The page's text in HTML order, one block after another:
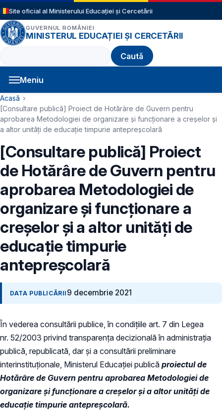
Sari la conținutul principal
Site oficial al Ministerului Educației și Cercetării
GUVERNUL ROMÂNIEI
MINISTERUL EDUCAȚIEI ȘI CERCETĂRII
Caută
Meniu
Navigație principală
Cale de navigare
Acasă
[Consultare publică] Proiect de Hotărâre de Guvern pentru
aprobarea Metodologiei de organizare și funcționare a creșelor și
a altor unități de educație timpurie antepreșcolară
[Consultare publică] Proiect
de Hotărâre de Guvern pentru
aprobarea Metodologiei de
organizare și funcționare a
creșelor și a altor unități de
educație timpurie
antepreșcolară
DATA PUBLICĂRII 9 decembrie 2021
În vederea consultării publice, în condiţiile art. 7 din Legea
nr. 52/2003 privind transparenţa decizională în administraţia
publică, republicată, dar și a consultării preliminare
interinstituționale, Ministerul Educaţiei publică proiectul de
Hotărâre de Guvern pentru aprobarea Metodologiei de
organizare și funcționare a creșelor și a altor unități de
educație timpurie antepreșcolară.